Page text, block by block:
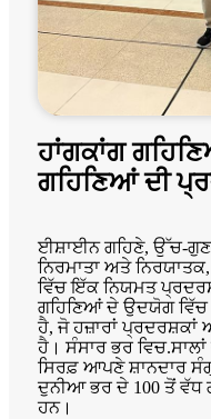
ਹਾਂਗਕਾਂਗ
ਗਹਿਣਿਆਂ ਦੀ
ਈਸ਼ਾਈਨ ਗਹਿਣੇ, ਉੱਚ-
ਨਿਰਮਾਤਾ ਅਤੇ
ਵਿੱਚ ਇੱਕ ਨਿਯਮਤ
ਗਹਿਣਿਆਂ ਦੇ ਉਦਯੋਗ
ਹੈ, ਜੋ ਹਜ਼ਾਰਾਂ ਪ੍ਰਦਰਸ਼ਕਾਂ
ਹੈ। ਸੰਸਾਰ ਭਰ
ਸਿਰਫ਼ ਆਪਣੇ ਸ਼ਾਨਦਾਰ
ਦੁਨੀਆ ਭਰ ਦੇ 100 ਤੋਂ ਵੱਧ
ਹਨ।